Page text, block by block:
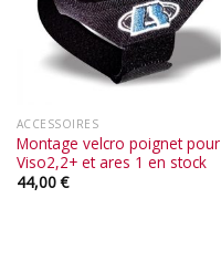
ACCESSOIRES
Montage velcro poignet pour
Viso2,2+ et ares 1 en stock
44,00€